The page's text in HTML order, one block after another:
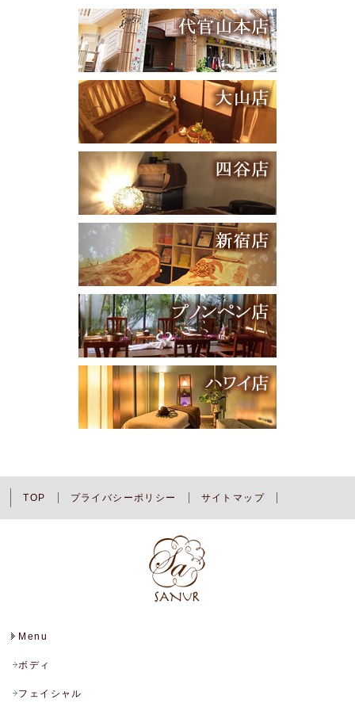
TOP プライバシーポリシー サイトマップ
Menu
ボディ
フェイシャル